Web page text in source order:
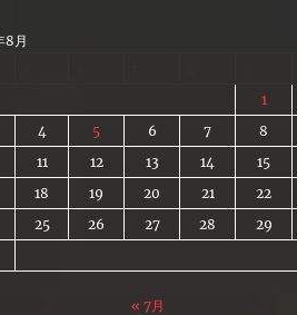
8月
1
4 5 6 7 8
11 12 13 14 15
18 19 20 21 22
25 26 27 28 29
« 7月